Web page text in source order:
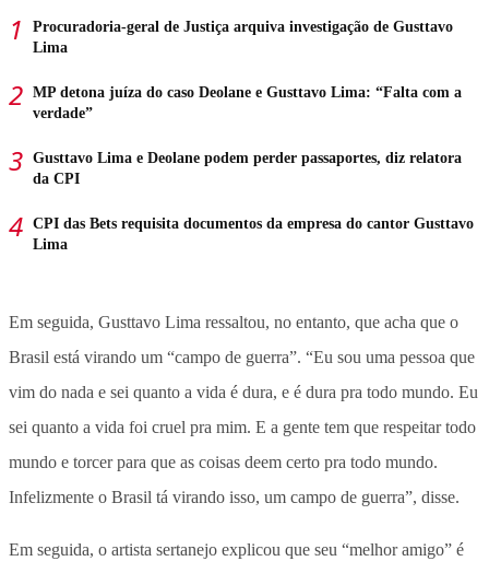
Procuradoria-geral de Justiça arquiva investigação de Gusttavo
Lima
MP detona juíza do caso Deolane e Gusttavo Lima: “Falta com a
verdade”
Gusttavo Lima e Deolane podem perder passaportes, diz relatora
da CPI
CPI das Bets requisita documentos da empresa do cantor Gusttavo
Lima
Em seguida, Gusttavo Lima ressaltou, no entanto, que acha que o
Brasil está virando um “campo de guerra”. “Eu sou uma pessoa que
vim do nada e sei quanto a vida é dura, e é dura pra todo mundo. Eu
sei quanto a vida foi cruel pra mim. E a gente tem que respeitar todo
mundo e torcer para que as coisas deem certo pra todo mundo.
Infelizmente o Brasil tá virando isso, um campo de guerra”, disse.
Em seguida, o artista sertanejo explicou que seu “melhor amigo” é